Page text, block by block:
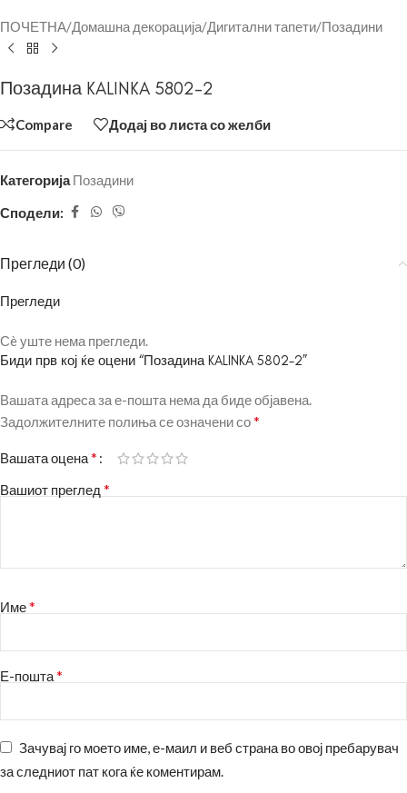
ПОЧЕТНА/Домашна декорација/Дигитални тапети/Позадини
Позадина KALINKA 5802-2
Compare Додај во листа со желби
Категорија Позадини
Сподели:
Прегледи (0)
Прегледи
Сè уште нема прегледи.
Биди прв кој ќе оцени “Позадина KALINKA 5802-2”
Вашата адреса за е-пошта нема да биде објавена.
Задолжителните полиња се означени со*
Вашата оцена*
Вашиот преглед *
Име*
Е-пошта*
Зачувај го моето име, е-маил и веб страна во овој пребарувач
за следниот пат кога ќе коментирам.